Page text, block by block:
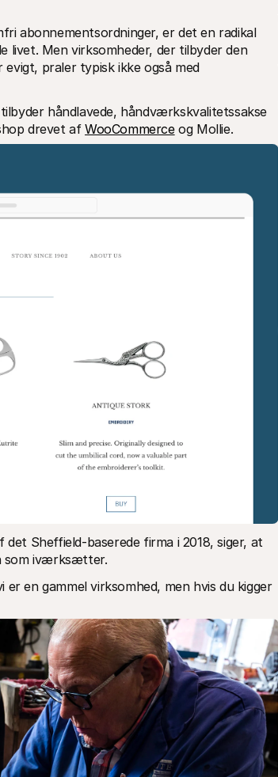
abonnementsordninger, er det en radikal
livet. Men virksomheder, der tilbyder den
praler typisk ikke også med
håndlavede, håndværkskvalitetssakse
drevet af WooCommerce og Mollie.
Sheffield-baserede firma i 2018, siger, at
som iværksætter.
en gammel virksomhed, men hvis du kigger